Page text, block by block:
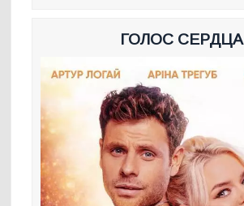
ГОЛОС СЕРДЦА